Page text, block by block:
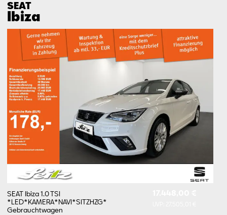
SEAT
Ibiza
SEAT Ibiza 1.0 TSI
*LED*KAMERA*NAVI*SITZHZG*
Gebrauchtwagen